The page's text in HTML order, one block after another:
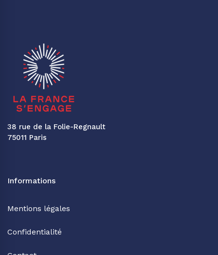
38 rue de la Folie-Regnault
75011 Paris
Informations
Mentions légales
Confidentialité